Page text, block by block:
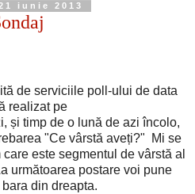
iunie 2013
de serviciile poll-ului de data
realizat pe
și timp de o lună de azi încolo,
"Ce vârstă aveți?" Mi se
este segmentul de vârstă al
următoarea postare voi pune
din dreapta.